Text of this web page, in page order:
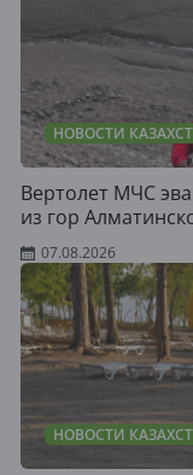
НОВОСТИ
Вертолет МЧС
из гор
07.08.2026
НОВОСТИ